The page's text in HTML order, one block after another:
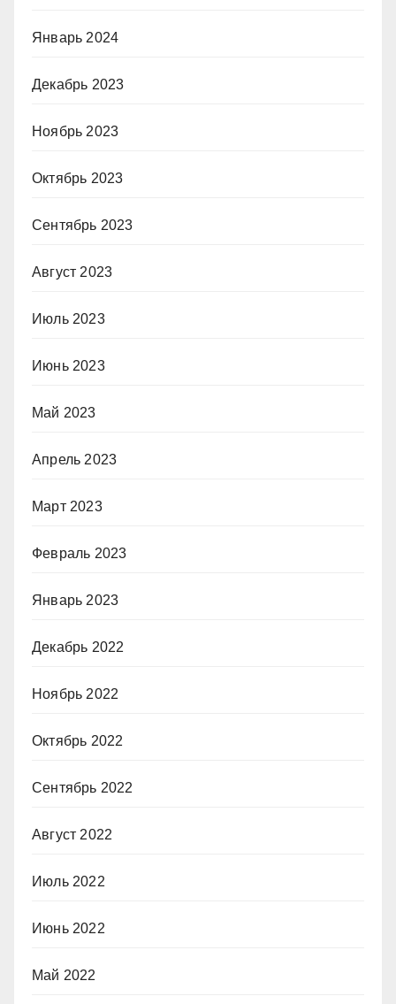
Январь 2024
Декабрь 2023
Ноябрь 2023
Октябрь 2023
Сентябрь 2023
Август 2023
Июль 2023
Июнь 2023
Май 2023
Апрель 2023
Март 2023
Февраль 2023
Январь 2023
Декабрь 2022
Ноябрь 2022
Октябрь 2022
Сентябрь 2022
Август 2022
Июль 2022
Июнь 2022
Май 2022